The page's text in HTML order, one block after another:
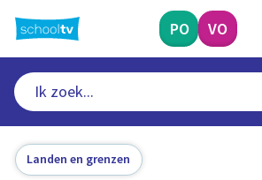
naar
hoofdinhoud
PO VO
Landen en grenzen